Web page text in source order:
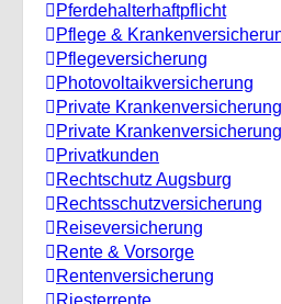
Pferdehalterhaftpflicht
Pflege &
Pflegeversicherung
Photovoltaikversicherung
Private Krankenversicherung
Private
Privatkunden
Rechtschutz Augsburg
Rechtsschutzversicherung
Reiseversicherung
Rente & Vorsorge
Rentenversicherung
Riesterrente